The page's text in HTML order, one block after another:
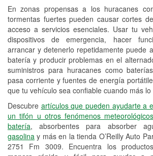
En zonas propensas a los huracanes
tormentas fuertes pueden causar cortes
acceso a servicios esenciales. Usar tu
dispositivos de emergencia, hacer
arrancar y detenerlo repetidamente puede
batería y producir problemas en el
suministros para huracanes como
pasa corriente y fuentes de energía
que tu vehículo sea confiable cuando más lo
Descubre artículos que pueden ayudarte a
un tifón u otros fenómenos meteorológicos
batería, absorbentes para absorber
gasolina y más en la tienda O’Reilly Auto
2751 Fm 3009. Encuentra los
freno
Hurricane Supplies
Tornado Supplies
Conoce más
Idiomas
Español